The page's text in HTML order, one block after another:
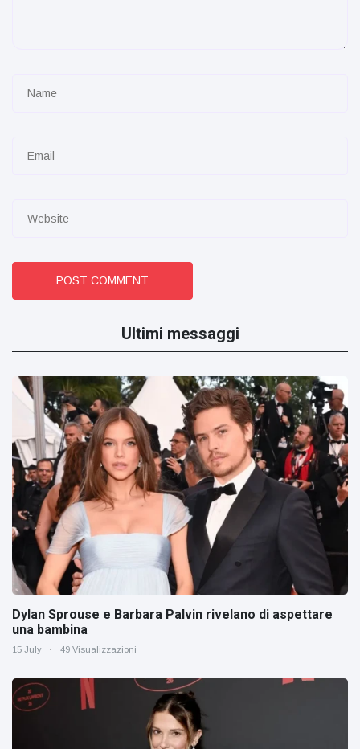
POST COMMENT
Ultimi messaggi
Dylan Sprouse e Barbara Palvin rivelano di aspettare
una bambina
15 July 49 Visualizzazioni